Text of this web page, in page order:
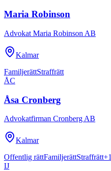
Maria Robinson
Advokat Maria Robinson AB
Kalmar
FamiljerättStraffrätt
ÅC
Åsa Cronberg
Advokatfirman Cronberg AB
Kalmar
Offentlig rättFamiljerättStraffrätt+1
IJ